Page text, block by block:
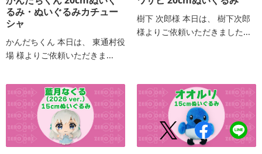
るみ・ぬいぐるみカチュー
シャ
かんだちくん 本日は、 東通村役
場 様よりご依頼いただきま...
樹下 次郎様 本日は、 樹下次郎
様よりご依頼いただきました...